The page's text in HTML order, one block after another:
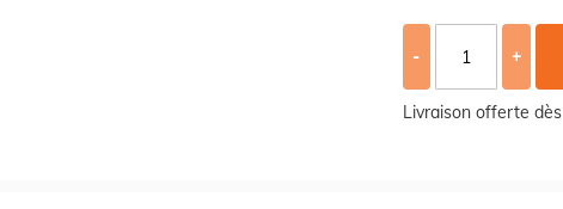
- +
Livraison offerte dès